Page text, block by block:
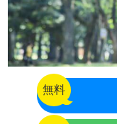
無料